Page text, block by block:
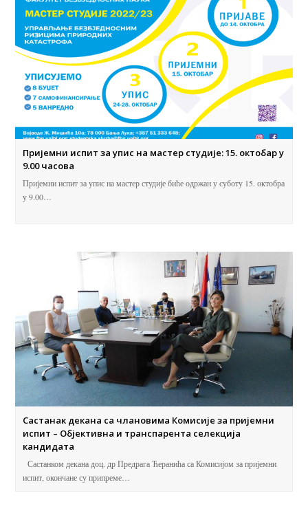
Пријемни испит за упис на мастер студије: 15. октобар у
9.00 часова
Пријемни испит за упис на мастер студије биће одржан у суботу 15. октобра
у 9.00…
Састанак декана са члановима Комисије за пријемни
испит – Објективна и транспарента селекција
кандидата
Састанком декана доц. др Предрага Ћеранића са Комисијом за пријемни
испит, окончане су припреме…